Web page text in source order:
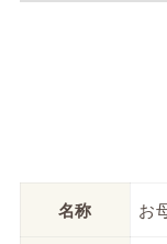
名称 お